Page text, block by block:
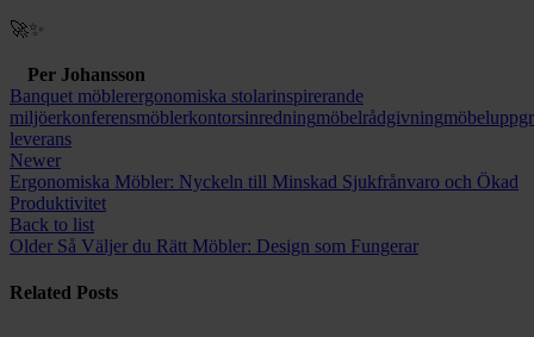
🚀✨
Per Johansson
Banquet möblerergonomiska stolarinspirerande
miljöerkonferensmöblerkontorsinredningmöbelrådgivning
leverans
Newer
Ergonomiska Möbler: Nyckeln till Minskad Sjukfrånvaro och Ökad
Produktivitet
Back to list
Older Så Väljer du Rätt Möbler: Design som Fungerar
Related Posts